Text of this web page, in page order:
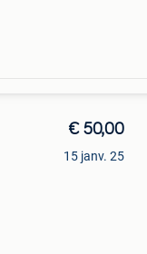
€ 50,00
15 janv. 25